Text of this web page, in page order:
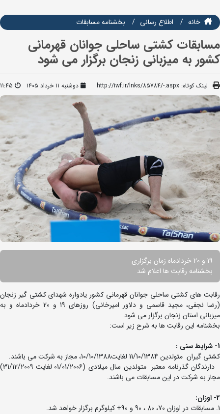
خانه اطلاع رسانی بخشنامه مسابقات
مسابقات کشتی ساحلی جوانان قهرمانی
کشور به میزبانی زنجان برگزار می شود
لینک کوتاه: http://iwf.ir/lnks/85784/-.aspx دوشنبه ۱۱ خرداد ۱۴۰۵ 11:45
19 و 20 خردادماه زمان برگزاری
بخشنامه رقابت ها اعلام شد
رقابت های کشتی ساحلی جوانان قهرمانی کشور یادواره شهدای کشتی گیر زنجان
(رضا نجفی، مجید قاسمی و دلاور امیرخانی) روزهای 19 و 20 خردادماه و به
میزبانی استان زنجان برگزار می شود.
بخشنامه این رقابت ها به شرح زیر است:
1- شرایط سنی :
کشتی گیران متولدین 11/10/1384 لغایت10/10/1388، مجاز به شرکت می باشند.
دارندگان گذرنامه معتبر متولدین سال میلادی (01/01/2006 لغایت 31/12/2009)
مجاز به شرکت در این مسابقات می باشند.
2- اوزان:
1. مسابقات در اوزان 70، 80 ، 90 و 90+ کیلوگرم برگزار خواهد شد.